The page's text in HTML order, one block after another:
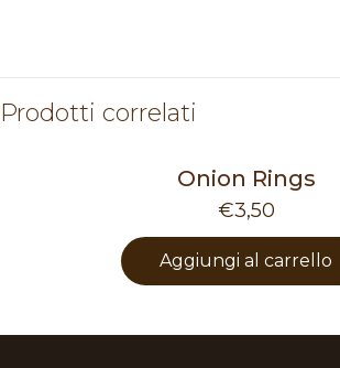
Prodotti correlati
Onion Rings
€3,50
Aggiungi al carrello